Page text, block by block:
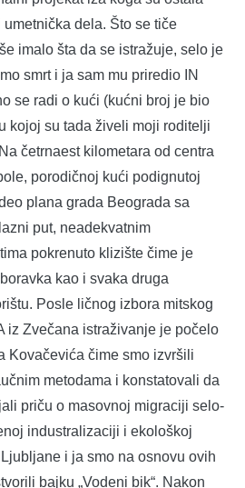
dela. Što se tiče
imalo šta da se istražuje, selo je
smrt i ja sam mu priredio IN
se radi o kući (kućni broj je bio
kojoj su tada živeli moji roditelji
četrnaest kilometara od centra
porodičnoj kući podignutoj
plana grada Beograda sa
put, neadekvatnim
pokrenuto klizište čime je
kao i svaka druga
Posle ličnog izbora mitskog
iz Zvečana istraživanje je počelo
Kovačevića čime smo izvršili
metodama i konstatovali da
priču o masovnoj migraciji selo-
industralizaciji i ekološkoj
i ja smo na osnovu ovih
bajku „Vodeni bik“. Nakon